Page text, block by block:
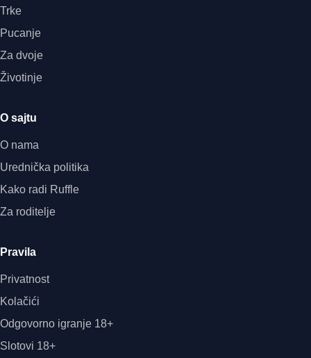
Trke
Pucanje
Za dvoje
Životinje
O sajtu
O nama
Urednička politika
Kako radi Ruffle
Za roditelje
Pravila
Privatnost
Kolačići
Odgovorno igranje 18+
Slotovi 18+